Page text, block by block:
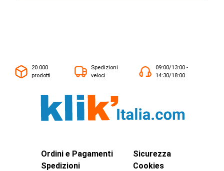
20.000
prodotti
Spedizioni
veloci
09:00/13:00 -
14:30/18:00
Ordini e Pagamenti
Spedizioni
Sicurezza
Cookies